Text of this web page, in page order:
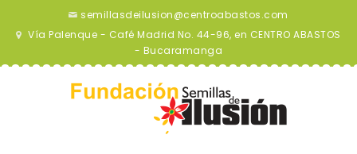
semillasdeilusion@centroabastos.com
Vía Palenque - Café Madrid No. 44-96, en CENTRO ABASTOS
- Bucaramanga